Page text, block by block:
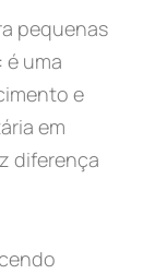
pequenas
é uma
e
em
diferença